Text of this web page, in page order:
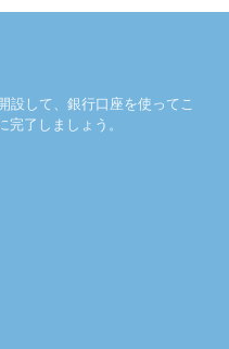
設して、銀行口座を使ってこ
了しましょう。